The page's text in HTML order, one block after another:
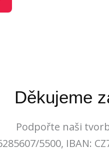
Děkujeme
Podpořte naši
5500, IBAN: